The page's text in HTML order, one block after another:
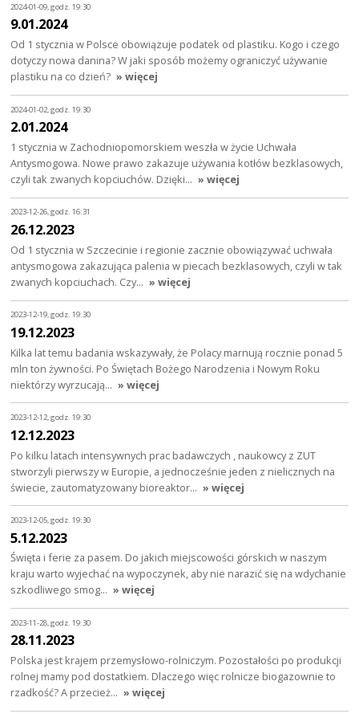
2024-01-09, godz. 19:30
9.01.2024
Od 1 stycznia w Polsce obowiązuje podatek od plastiku. Kogo i czego
dotyczy nowa danina? W jaki sposób możemy ograniczyć używanie
plastiku na co dzień? » więcej
2024-01-02, godz. 19:30
2.01.2024
1 stycznia w Zachodniopomorskiem weszła w życie Uchwała
Antysmogowa. Nowe prawo zakazuje używania kotłów bezklasowych,
czyli tak zwanych kopciuchów. Dzięki… » więcej
2023-12-26, godz. 16:31
26.12.2023
Od 1 stycznia w Szczecinie i regionie zacznie obowiązywać uchwała
antysmogowa zakazująca palenia w piecach bezklasowych, czyli w tak
zwanych kopciuchach. Czy… » więcej
2023-12-19, godz. 19:30
19.12.2023
Kilka lat temu badania wskazywały, że Polacy marnują rocznie ponad 5
mln ton żywności. Po Świętach Bożego Narodzenia i Nowym Roku
niektórzy wyrzucają… » więcej
2023-12-12, godz. 19:30
12.12.2023
Po kilku latach intensywnych prac badawczych , naukowcy z ZUT
stworzyli pierwszy w Europie, a jednocześnie jeden z nielicznych na
świecie, zautomatyzowany bioreaktor… » więcej
2023-12-05, godz. 19:30
5.12.2023
Święta i ferie za pasem. Do jakich miejscowości górskich w naszym
kraju warto wyjechać na wypoczynek, aby nie narazić się na wdychanie
szkodliwego smog… » więcej
2023-11-28, godz. 19:30
28.11.2023
Polska jest krajem przemysłowo-rolniczym. Pozostałości po produkcji
rolnej mamy pod dostatkiem. Dlaczego więc rolnicze biogazownie to
rzadkość? A przecież… » więcej